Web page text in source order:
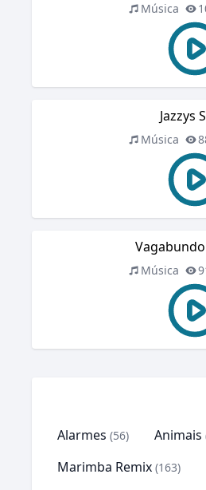
Música
Jazzys
Música
Música
Alarmes (56) Animais
Marimba Remix (163)